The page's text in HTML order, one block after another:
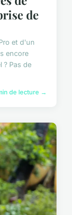
de
et d'un
encore
? Pas de
de lecture →